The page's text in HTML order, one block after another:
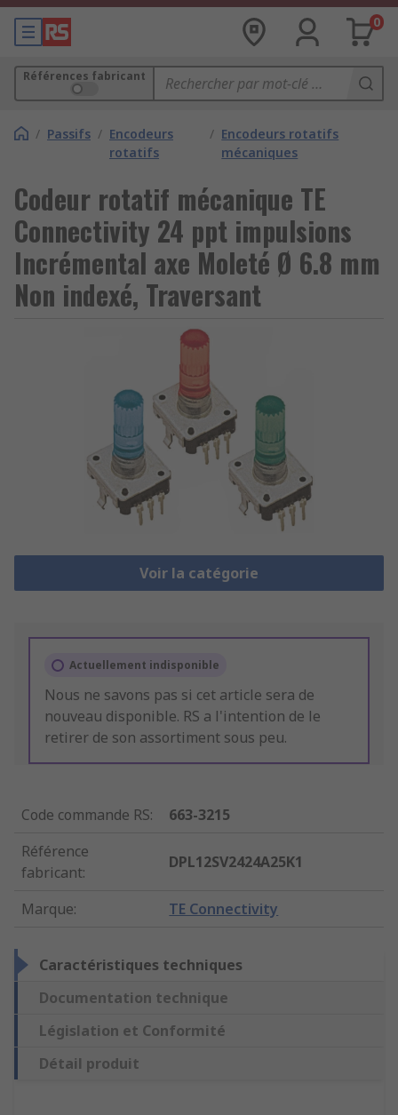
0
Références fabricant
/ Passifs / Encodeurs
rotatifs
/ Encodeurs rotatifs
mécaniques
Codeur rotatif mécanique TE
Connectivity 24 ppt impulsions
Incrémental axe Moleté Ø 6.8 mm
Non indexé, Traversant
Voir la catégorie
Actuellement indisponible
Nous ne savons pas si cet article sera de
nouveau disponible. RS a l'intention de le
retirer de son assortiment sous peu.
Code commande RS:
663-3215
Référence
fabricant:
DPL12SV2424A25K1
Marque: TE Connectivity
Caractéristiques techniques
Documentation technique
Législation et Conformité
Détail produit